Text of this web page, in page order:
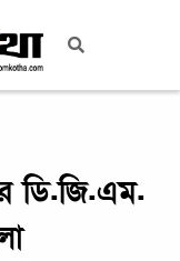
ডি.জি.এম.